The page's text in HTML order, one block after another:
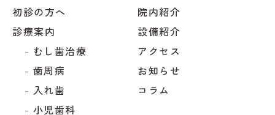
初診の方へ
診療案内
むし歯治療
歯周病
入れ歯
小児歯科
院内紹介
設備紹介
アクセス
お知らせ
コラム